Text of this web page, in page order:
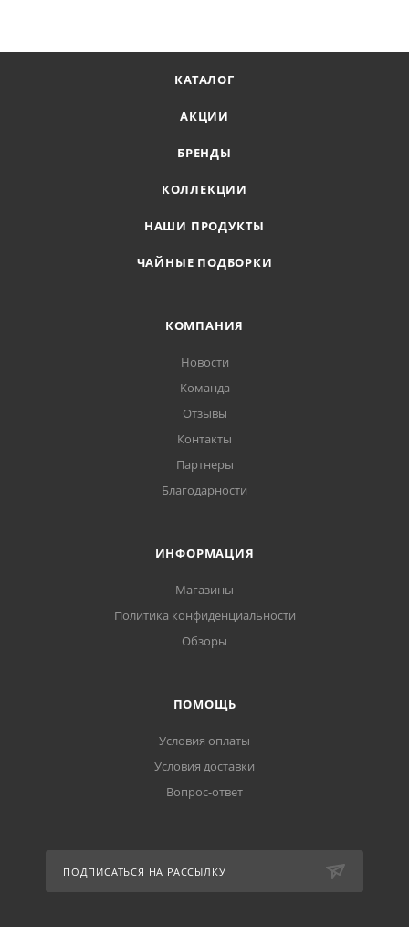
КАТАЛОГ
АКЦИИ
БРЕНДЫ
КОЛЛЕКЦИИ
НАШИ ПРОДУКТЫ
ЧАЙНЫЕ ПОДБОРКИ
КОМПАНИЯ
Новости
Команда
Отзывы
Контакты
Партнеры
Благодарности
ИНФОРМАЦИЯ
Магазины
Политика конфиденциальности
Обзоры
ПОМОЩЬ
Условия оплаты
Условия доставки
Вопрос-ответ
ПОДПИСАТЬСЯ НА РАССЫЛКУ